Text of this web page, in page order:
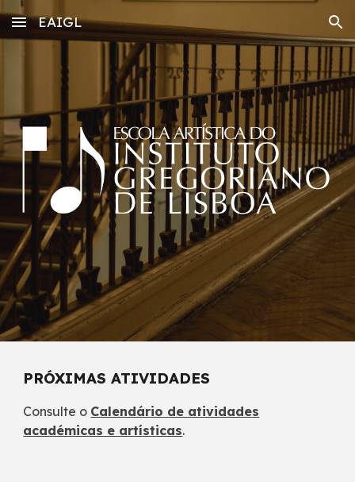
Skip to main content Skip to navigation
EAIGL
PRÓXIMAS ATIVIDADES
Consulte o Calendário de atividades
académicas e artísticas.